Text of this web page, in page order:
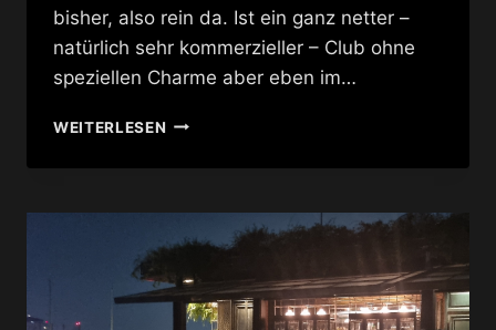
bisher, also rein da. Ist ein ganz netter –
natürlich sehr kommerzieller – Club ohne
speziellen Charme aber eben im…
WEITERLESENLEVELS